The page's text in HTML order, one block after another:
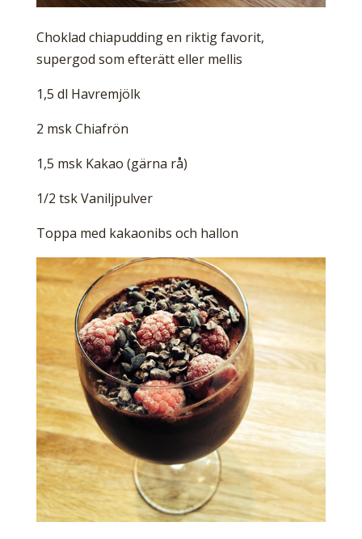
Choklad chiapudding en riktig favorit,
supergod som efterätt eller mellis
1,5 dl Havremjölk
2 msk Chiafrön
1,5 msk Kakao (gärna rå)
1/2 tsk Vaniljpulver
Toppa med kakaonibs och hallon